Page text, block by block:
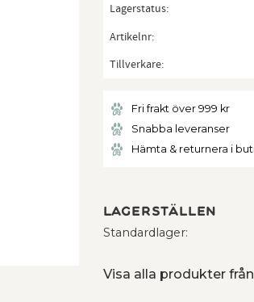
Lagerstatus
Artikelnr
Tillverkare
Fri frakt över 999 kr
Snabba leveranser
Hämta & returnera i
Lagerställen
Standardlager
Visa alla produkter